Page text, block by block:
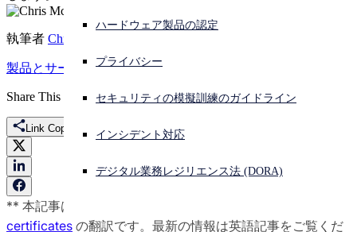
サイバー攻撃を受けている場合、連絡先はこちら
サインイン
Open search
ハードウェア製品の認定
プライバシー
セキュリティの模擬訓練のガイドライン
インシデント対応
デジタル業務レジリエンス法 (DORA)
執筆者 Chris McCormack
製品とサービス v21ネットワーク
Share This
Link Copied
** 本記事は、
certificates の翻訳です。最新の情報は英語記事をご覧くだ